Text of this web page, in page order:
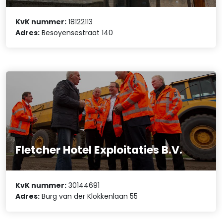
KvK nummer: 18122113
Adres: Besoyensestraat 140
Fletcher Hotel Exploitaties B.V.
KvK nummer: 30144691
Adres: Burg van der Klokkenlaan 55